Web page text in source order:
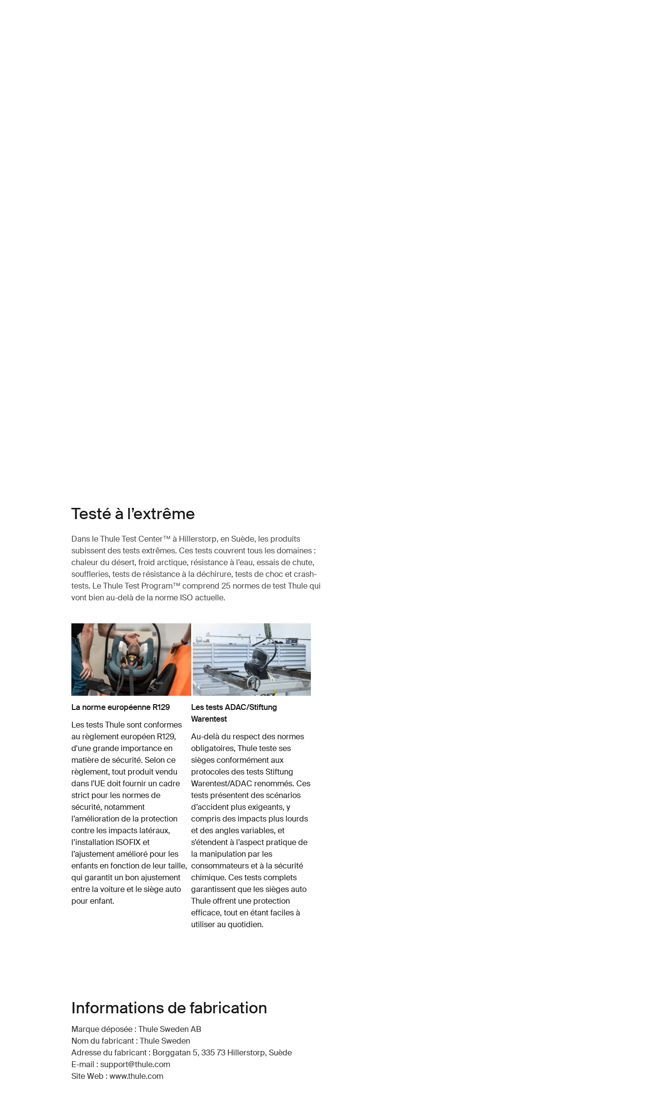
Testé à l’extrême
Dans le Thule Test Center™ à Hillerstorp, en Suède, les produits
subissent des tests extrêmes. Ces tests couvrent tous les domaines :
chaleur du désert, froid arctique, résistance à l’eau, essais de chute,
souffleries, tests de résistance à la déchirure, tests de choc et crash-
tests. Le Thule Test Program™ comprend 25 normes de test Thule qui
vont bien au-delà de la norme ISO actuelle.
La norme européenne R129
Les tests Thule sont conformes
au règlement européen R129,
d'une grande importance en
matière de sécurité. Selon ce
règlement, tout produit vendu
dans l'UE doit fournir un cadre
strict pour les normes de
sécurité, notamment
l’amélioration de la protection
contre les impacts latéraux,
l’installation ISOFIX et
l’ajustement amélioré pour les
enfants en fonction de leur taille,
qui garantit un bon ajustement
entre la voiture et le siège auto
pour enfant.
Les tests ADAC/Stiftung
Warentest
Au-delà du respect des normes
obligatoires, Thule teste ses
sièges conformément aux
protocoles des tests Stiftung
Warentest/ADAC renommés. Ces
tests présentent des scénarios
d’accident plus exigeants, y
compris des impacts plus lourds
et des angles variables, et
s’étendent à l’aspect pratique de
la manipulation par les
consommateurs et à la sécurité
chimique. Ces tests complets
garantissent que les sièges auto
Thule offrent une protection
efficace, tout en étant faciles à
utiliser au quotidien.
Informations de fabrication
Marque déposée : Thule Sweden AB
Nom du fabricant : Thule Sweden
Adresse du fabricant : Borggatan 5, 335 73 Hillerstorp, Suède
E-mail : support@thule.com
Site Web : www.thule.com